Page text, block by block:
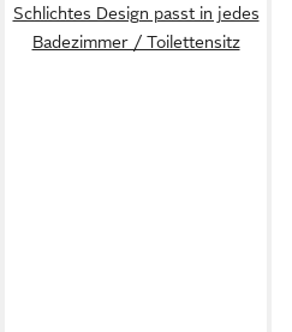
Schlichtes Design passt in jedes
Badezimmer / Toilettensitz